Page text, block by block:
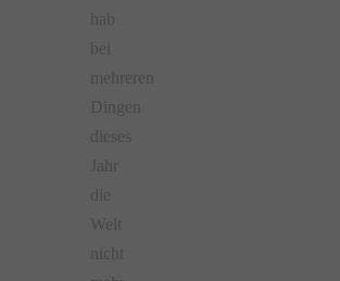
hab
bei
mehreren
Dingen
dieses
Jahr
die
Welt
nicht